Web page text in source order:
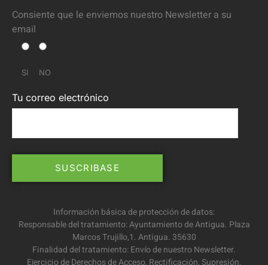
Consiente que le enviemos nuestro Newsletter a su
email
SI NO
Tu correo electrónico
Información básica de protección de datos:
Responsable del tratamiento: Ayuntamiento de Antigua. Plaza
Marcos Trujillo,1. Antigua. 35630
Finalidad del tratamiento: Envío de nuestro Newsletter.
Ejercicio de Derechos de Acceso, Rectificación, Supresión,